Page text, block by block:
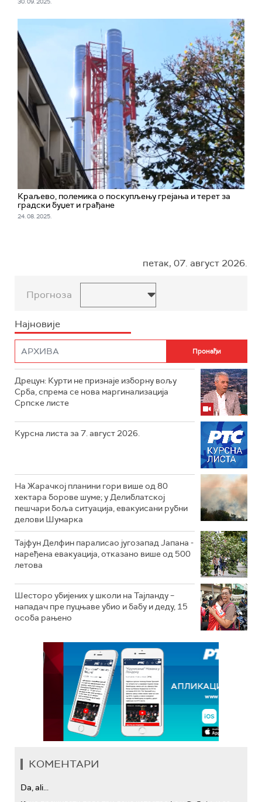
Краљево, полемика о поскупљењу грејања и терет за
градски буџет и грађане
24. 08. 2025.
петак, 07. август 2026.
Прогноза
Најновије
Дрецун: Курти не признаје изборну вољу
Срба, спрема се нова маргинализација
Српске листе
Курсна листа за 7. август 2026.
На Жарачкој планини гори више од 80
хектара борове шуме; у Делиблатској
пешчари боља ситуација, евакуисани рубни
делови Шумарка
Тајфун Делфин паралисао југозапад Јапана -
наређена евакуација, отказано више од 500
летова
Шесторо убијених у школи на Тајланду –
нападач пре пуцњаве убио и бабу и деду, 15
особа рањено
КОМЕНТАРИ
Da, ali...